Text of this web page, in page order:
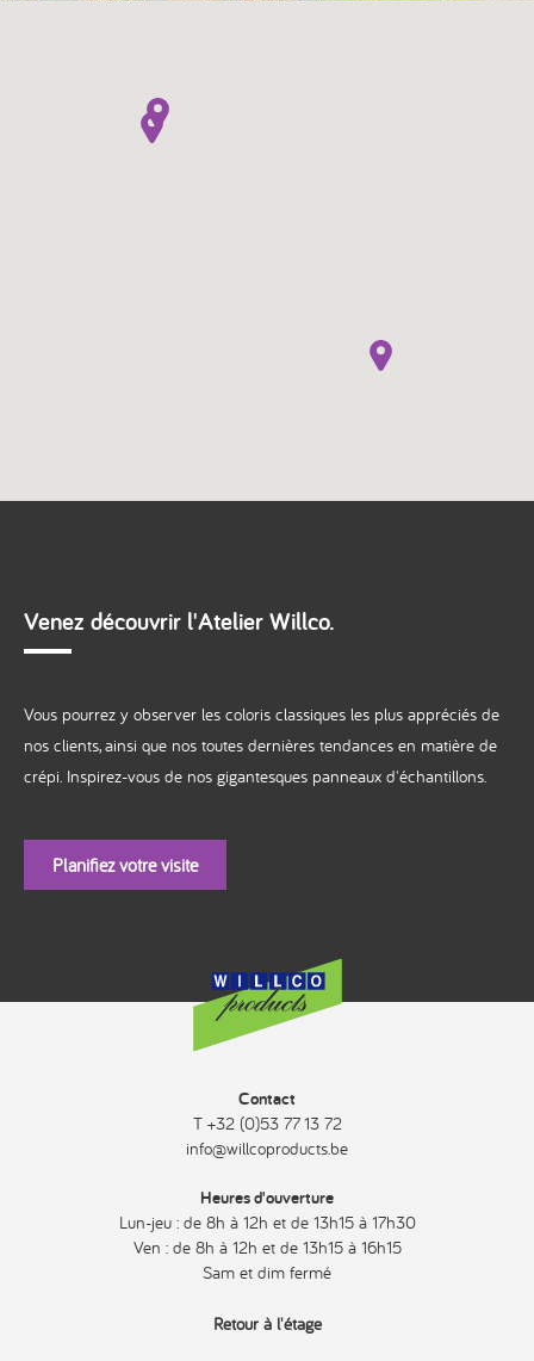
Venez découvrir l'Atelier Willco.
Vous pourrez y observer les coloris classiques les plus appréciés de
nos clients, ainsi que nos toutes dernières tendances en matière de
crépi. Inspirez-vous de nos gigantesques panneaux d'échantillons.
Planifiez votre visite
Contact
T +32 (0)53 77 13 72
info@willcoproducts.be
Heures d'ouverture
Lun-jeu : de 8h à 12h et de 13h15 à 17h30
Ven : de 8h à 12h et de 13h15 à 16h15
Sam et dim fermé
Retour à l'étage